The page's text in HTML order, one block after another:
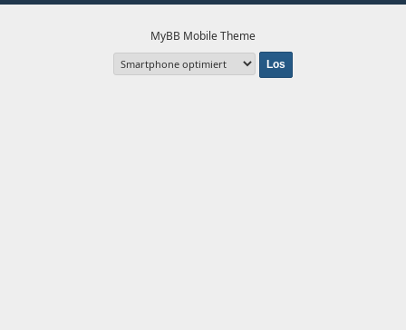
MyBB Mobile Theme